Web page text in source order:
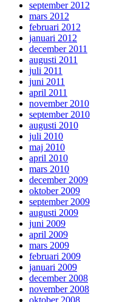
september 2012
mars 2012
februari 2012
januari 2012
december 2011
augusti 2011
juli 2011
juni 2011
april 2011
november 2010
september 2010
augusti 2010
juli 2010
maj 2010
april 2010
mars 2010
december 2009
oktober 2009
september 2009
augusti 2009
juni 2009
april 2009
mars 2009
februari 2009
januari 2009
december 2008
november 2008